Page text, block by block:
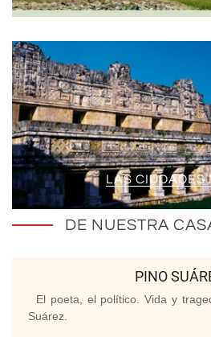
LAS CIUDADES
DE NUESTRA
PINO
El poeta, el político. Vida y
Suárez.